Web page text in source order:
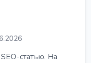
статью. На